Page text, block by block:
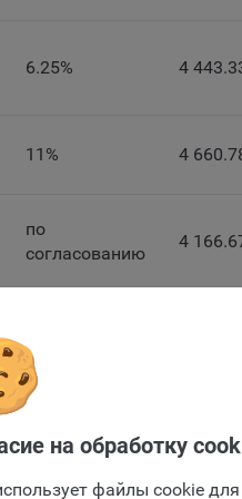
на обработку
файлы cookie
файлы cookie,
в том числе имени
повторных
cookie предпочтений,
cookie собирают информацию о
и позволяют
файлы cookie,
файлы cookie собирают
сайты, и позволяют
файлы cookie
чаще всего, помогают
6.25% 4
11% 4
по
согласованию
4
3%
4.65% 4
заявки